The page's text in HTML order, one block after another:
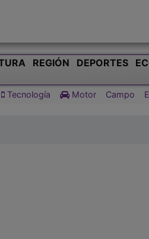
REGIÓN DEPORTES
Tecnología Motor Campo